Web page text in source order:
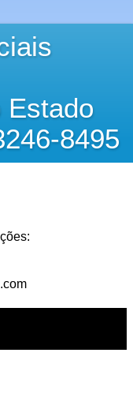
Estado
8495